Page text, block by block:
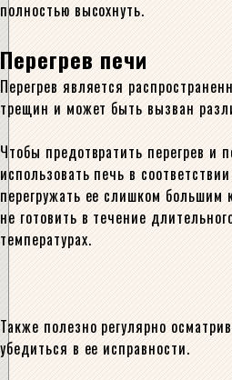
полностью высохнуть.
Перегрев печи
Перегрев является
трещин и может быть вызван
Чтобы предотвратить перегрев и
использовать печь в
перегружать ее слишком большим
не готовить в течение
температурах.
Также полезно регулярно
убедиться в ее исправности.